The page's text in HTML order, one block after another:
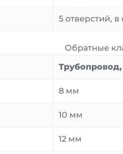
5 отверстий, в
Обратные
8 мм
10 мм
12 мм